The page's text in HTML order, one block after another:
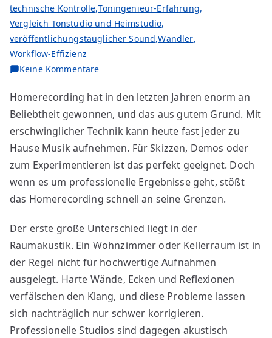
technische Kontrolle,Toningenieur-Erfahrung,
Vergleich Tonstudio und Heimstudio,
veröffentlichungstauglicher Sound,Wandler,
Workflow-Effizienz
Keine Kommentarezu
größten
Vorteile
vom
Profi-
Studio
Homerecording
Homerecording hat in den letzten Jahren enorm an
Beliebtheit gewonnen, und das aus gutem Grund. Mit
erschwinglicher Technik kann heute fast jeder zu
Hause Musik aufnehmen. Für Skizzen, Demos oder
zum Experimentieren ist das perfekt geeignet. Doch
wenn es um professionelle Ergebnisse geht, stößt
das Homerecording schnell an seine Grenzen.
Der erste große Unterschied liegt in der
Raumakustik. Ein Wohnzimmer oder Kellerraum ist in
der Regel nicht für hochwertige Aufnahmen
ausgelegt. Harte Wände, Ecken und Reflexionen
verfälschen den Klang, und diese Probleme lassen
sich nachträglich nur schwer korrigieren.
Professionelle Studios sind dagegen akustisch